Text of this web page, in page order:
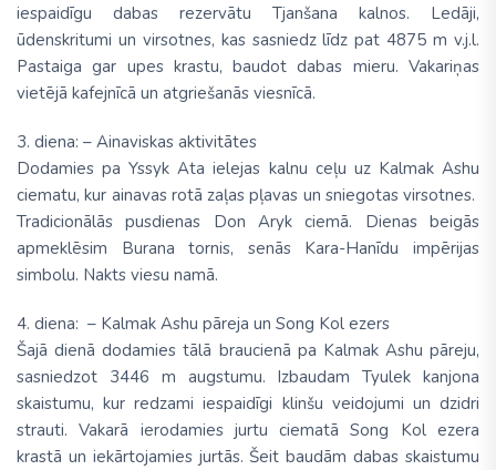
iespaidīgu dabas rezervātu Tjanšana kalnos. Ledāji,
ūdenskritumi un virsotnes, kas sasniedz līdz pat 4875 m v.j.l.
Pastaiga gar upes krastu, baudot dabas mieru. Vakariņas
vietējā kafejnīcā un atgriešanās viesnīcā.
3. diena: – Ainaviskas aktivitātes
Dodamies pa Yssyk Ata ielejas kalnu ceļu uz Kalmak Ashu
ciematu, kur ainavas rotā zaļas pļavas un sniegotas virsotnes.
Tradicionālās pusdienas Don Aryk ciemā. Dienas beigās
apmeklēsim Burana tornis, senās Kara-Hanīdu impērijas
simbolu. Nakts viesu namā.
4. diena: – Kalmak Ashu pāreja un Song Kol ezers
Šajā dienā dodamies tālā braucienā pa Kalmak Ashu pāreju,
sasniedzot 3446 m augstumu. Izbaudam Tyulek kanjona
skaistumu, kur redzami iespaidīgi klinšu veidojumi un dzidri
strauti. Vakarā ierodamies jurtu ciematā Song Kol ezera
krastā un iekārtojamies jurtās. Šeit baudām dabas skaistumu